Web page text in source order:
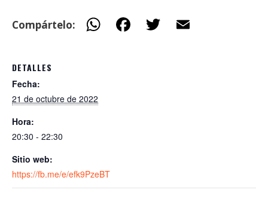
Compártelo: W
DETALLES
Fecha:
21 de octubre de 2022
Hora:
20:30 - 22:30
Sitio web:
https://fb.me/e/efk9PzeBT